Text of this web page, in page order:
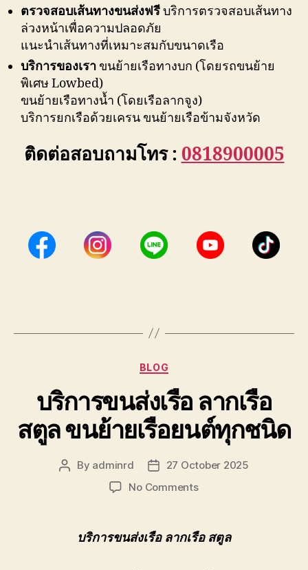
ตรวจสอบเส้นทางขนส่งฟรีบริการตรวจสอบเส้นทาง
ล่วงหน้าเพื่อความปลอดภัย
แนะนำเส้นทางที่เหมาะสมกับขนาดเรือ
บริการของเรา ขนย้ายเรือทางบก (โดยรถขนย้าย
พิเศษ Lowbed)
ขนย้ายเรือทางน้ำ (โดยเรือลากจูง)
บริการยกเรือด้วยเครน ขนย้ายเรือข้ามจังหวัด
ติดต่อสอบถามโทร : 0818900005
Categories
BLOG
บริการขนส่งเรือ ลากเรือ
สตูล ขนย้ายเรือยนต์ทุกชนิด
Post
By adminrd
Post27 October 2025
No Commentson
เรือ
บริการขนส่งเรือ ลากเรือ สตูล